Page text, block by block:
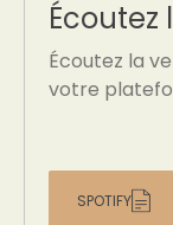
Écoutez
Écoutez la
votre
SPOTIFY